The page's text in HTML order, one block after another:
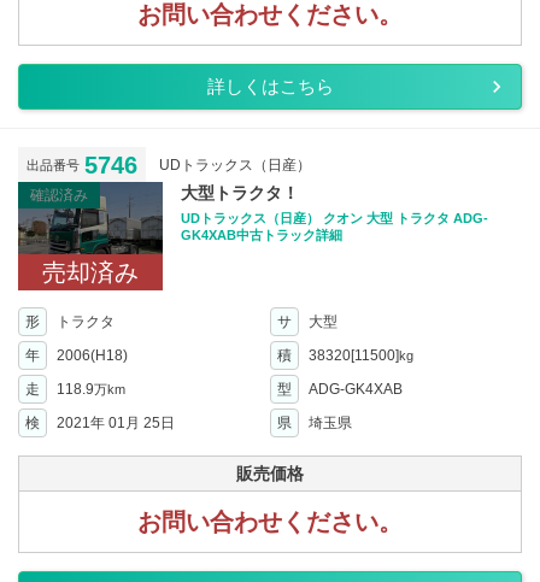
お問い合わせください。
詳しくはこちら
出品番号 5746
UDトラックス（日産）
確認済み
売却済み
大型トラクタ！
UDトラックス（日産） クオン 大型 トラクタ ADG-
GK4XAB中古トラック詳細
形 トラクタ サ
大型
年
2006(H18) 積 38320[11500]kg
走 118.9万km 型
ADG-GK4XAB
検
2021年 01月 25日 県 埼玉県
販売価格
お問い合わせください。